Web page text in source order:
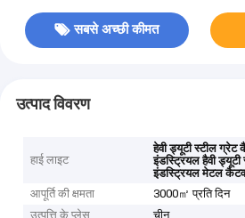
सबसे अच्छी कीमत
उत्पाद विवरण
हाई लाइट
हेवी ड्यूटी स्टील ग्रेट
इंडस्ट्रियल हैवी
इंडस्ट्रियल मेटल
आपूर्ति की क्षमता
3000㎡ प्रति दिन
उत्पत्ति के प्लेस
चीन